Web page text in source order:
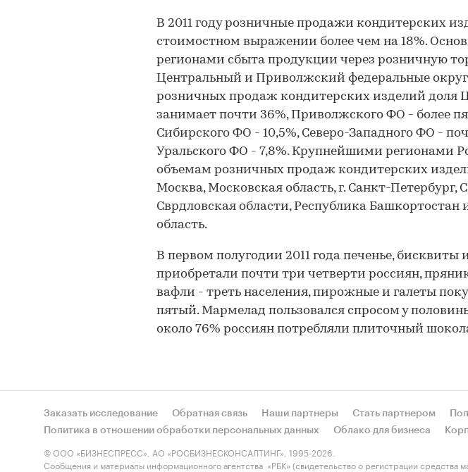
В 2011 году розничные продажи кондитерских
стоимостном выражении более чем на 18%.
регионами сбыта продукции через розничную
Центральный и Приволжский федеральные
розничных продаж кондитерских изделий доля
занимает почти 36%, Приволжского ФО - более
Сибирского ФО - 10,5%, Северо-Западного ФО -
Уральского ФО - 7,8%. Крупнейшими регионами
объемам розничных продаж кондитерских
Москва, Московская область, г. Санкт-Петербург,
Сврдловская области, Республика Башкортостан
область.
В первом полугодии 2011 года печенье, бисквиты
приобретали почти три четверти россиян,
вафли - треть населения, пирожные и галеты
пятый. Мармелад пользовался спросом у
около 76% россиян потребляли плиточный
Заказать исследование Обратная связь Наши партнеры Стать партнером
Политика в отношении обработки персональных данных
Облако для бизнеса
© ООО «БИЗНЕСПРЕСС», АО «РОСБИЗНЕСКОНСАЛТИНГ», 1995-2026.
Сообщения и материалы информационного агентства «РБК» (свидетельство о регистрации